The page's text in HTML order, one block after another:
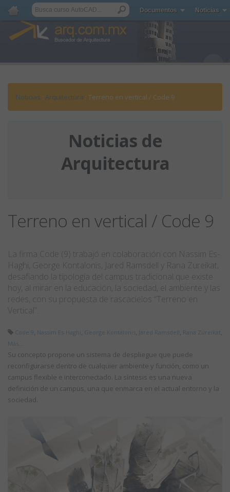
Documentos Noticias
Noticias : Arquitectura : Terreno en vertical / Code 9
Noticias de
Arquitectura
Terreno en vertical / Code 9
La firma Code (9) trabajó en colaboración con Nassim Es-
Haghi, George Kontalonis, Jared Ramsdell y Rana Zureikat,
desafiando la tipología del campus tradicional que existe
hoy, al mirar en la educación, la sociedad, el ambiente y las
redes, con su propuesta de rascacielos “Terreno en
Vertical”.
Code 9, Nassim Es-Haghi, George Kontalonis, Jared Ramsdell, Rana Zureikat ,
Más...
Su concepto propone un sistema de despliegue que puede
reconfigurarse dentro de cualquier ambiente y función, como un
campus flexible e interconectado. La síntesis es una nueva
definición de un campus, una que enmarca en el actual entorno y la
sociedad.